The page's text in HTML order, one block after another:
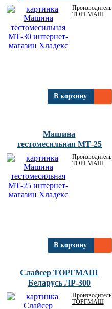
Производитель:
ТОРГМАШ
В корзину
Машина
тестомесильная МТ-25
Производитель:
ТОРГМАШ
В корзину
Слайсер ТОРГМАШ
Беларусь ЛР-300
Производитель:
ТОРГМАШ